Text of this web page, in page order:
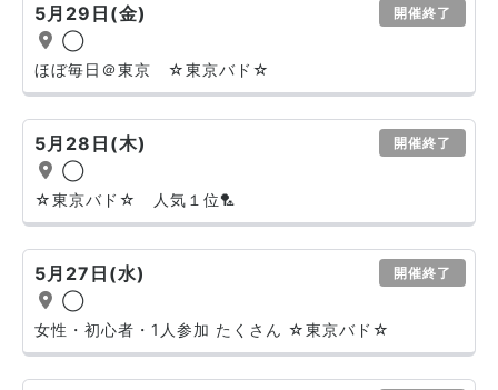
5月29日(金) 開催終了
◯
ほぼ毎日＠東京 ☆東京バド☆
5月28日(木) 開催終了
◯
☆東京バド☆ 人気１位🏸
5月27日(水) 開催終了
◯
女性・初心者・1人参加 たくさん ☆東京バド☆